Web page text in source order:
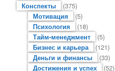
Конспекты
(375)
Мотивация
(5)
Психология
(18)
Тайм-менеджмент
(5)
Бизнес и карьера
(121)
Деньги и финансы
(33)
Достижения и успех
(52)